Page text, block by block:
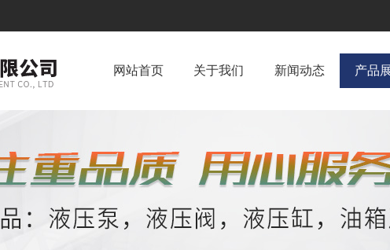
网站首页 关于我们 新闻动态 产品